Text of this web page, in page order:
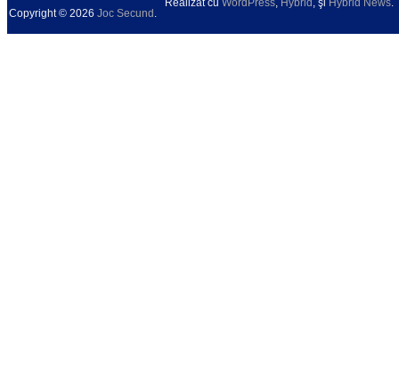
Copyright © 2026 Joc Secund .
Realizat cu WordPress, Hybrid , şi Hybrid News.